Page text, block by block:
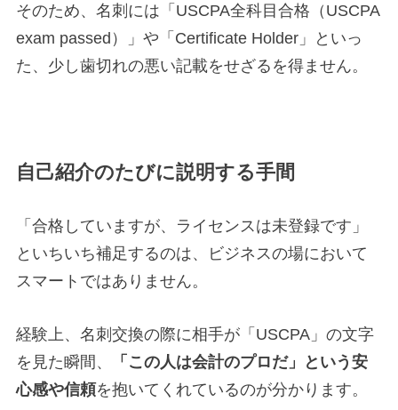
そのため、名刺には「USCPA全科目合格（USCPA
exam passed）」や「Certificate Holder」といっ
た、少し歯切れの悪い記載をせざるを得ません。
自己紹介のたびに説明する手間
「合格していますが、ライセンスは未登録です」
といちいち補足するのは、ビジネスの場において
スマートではありません。
経験上、名刺交換の際に相手が「USCPA」の文字
を見た瞬間、
「この人は会計のプロだ」という安
心感や信頼を抱いてくれているのが分かります。